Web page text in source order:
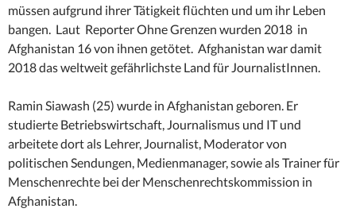
müssen aufgrund ihrer Tätigkeit flüchten und um ihr Leben
bangen. Laut Reporter Ohne Grenzen wurden 2018 in
Afghanistan 16 von ihnen getötet. Afghanistan war damit
2018 das weltweit gefährlichste Land für JournalistInnen.
Ramin Siawash (25) wurde in Afghanistan geboren. Er
studierte Betriebswirtschaft, Journalismus und IT und
arbeitete dort als Lehrer, Journalist, Moderator von
politischen Sendungen, Medienmanager, sowie als Trainer für
Menschenrechte bei der Menschenrechtskommission in
Afghanistan.